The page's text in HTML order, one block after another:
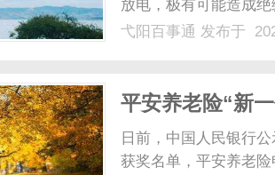
放电，极有可能造成
在线监测功能可以对
弋阳百事通 发布于
平安养老险“新
获“金融科技发
日前，中国人民银行
获奖名单，平安养老险